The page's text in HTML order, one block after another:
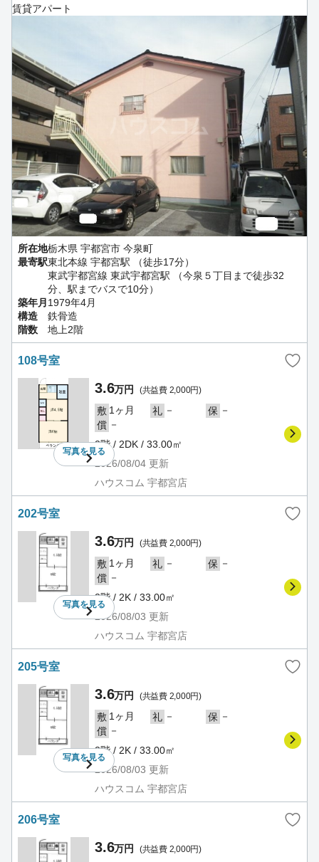
賃貸アパート
所在地栃木県 宇都宮市 今泉町
最寄駅東北本線 宇都宮駅 （徒歩17分）
東武宇都宮線 東武宇都宮駅 （今泉５丁目まで徒歩32
分、駅までバスで10分）
築年月 1979年4月
構造
鉄骨造
階数
地上2階
108号室
写真を見る
3.6万円 (共益費 2,000円)
敷 1ヶ月 礼 － 保 －
償 －
2階 / 2DK / 33.00㎡
2026/08/04 更新
ハウスコム 宇都宮店
202号室
写真を見る
3.6万円 (共益費 2,000円)
敷 1ヶ月 礼 － 保 －
償 －
2階 / 2K / 33.00㎡
2026/08/03 更新
ハウスコム 宇都宮店
205号室
写真を見る
3.6万円 (共益費 2,000円)
敷 1ヶ月 礼 － 保 －
償 －
2階 / 2K / 33.00㎡
2026/08/03 更新
ハウスコム 宇都宮店
206号室
3.6万円 (共益費 2,000円)